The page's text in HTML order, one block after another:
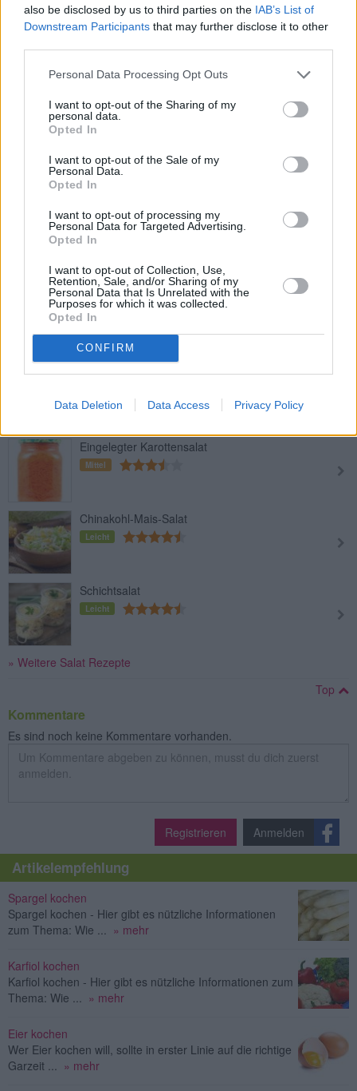
also be disclosed by us to third parties on the IAB’s List of
Downstream Participants that may further disclose it to other
Personal Data Processing Opt Outs
I want to opt-out of the Sharing of my
personal data.
Opted In
I want to opt-out of the Sale of my
Personal Data.
Opted In
I want to opt-out of processing my
Personal Data for Targeted Advertising.
Opted In
I want to opt-out of Collection, Use,
Retention, Sale, and/or Sharing of my
Personal Data that Is Unrelated with the
Purposes for which it was collected.
Opted In
CONFIRM
Data Deletion Data Access Privacy Policy
Schwarzer Rettich-Salat
Leicht
Leicht
Kichererbsen Salat
Leicht
Grüner Salat mit Ei und Löwenzahn
Diät-Salat mit Bohnen und Thunfisch
Leicht
Gänseleber mit Salat-Mix
Eingelegter Karottensalat
Mittel
Chinakohl-Mais-Salat
Leicht
Schichtsalat
Leicht
» Weitere Salat Rezepte
Top
Kommentare
Es sind noch keine Kommentare vorhanden.
Registrieren Anmelden
Artikelempfehlung
Spargel kochen
Spargel kochen - Hier gibt es nützliche Informationen
zum Thema: Wie ... » mehr
Karfiol kochen
Karfiol kochen - Hier gibt es nützliche Informationen zum
Thema: Wie ... » mehr
Eier kochen
Wer Eier kochen will, sollte in erster Linie auf die richtige
Garzeit ... » mehr